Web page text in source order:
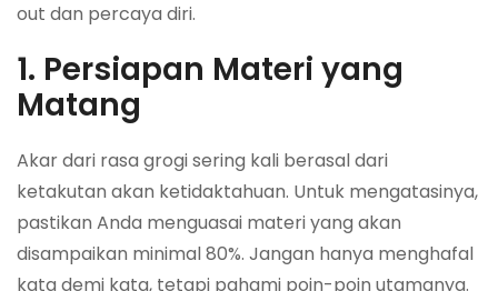
out dan percaya diri.
1. Persiapan Materi yang
Matang
Akar dari rasa grogi sering kali berasal dari
ketakutan akan ketidaktahuan. Untuk mengatasinya,
pastikan Anda menguasai materi yang akan
disampaikan minimal 80%. Jangan hanya menghafal
kata demi kata, tetapi pahami poin-poin utamanya.